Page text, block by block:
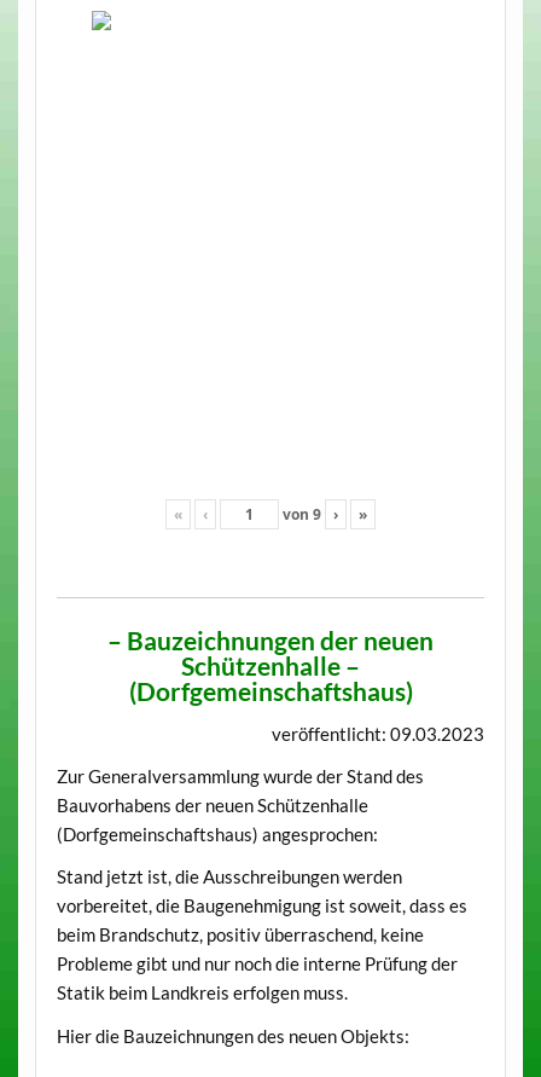
« ‹ von 9 › »
– Bauzeichnungen der neuen
Schützenhalle –
(Dorfgemeinschaftshaus)
veröffentlicht: 09.03.2023
Zur Generalversammlung wurde der Stand des
Bauvorhabens der neuen Schützenhalle
(Dorfgemeinschaftshaus) angesprochen:
Stand jetzt ist, die Ausschreibungen werden
vorbereitet, die Baugenehmigung ist soweit, dass es
beim Brandschutz, positiv überraschend, keine
Probleme gibt und nur noch die interne Prüfung der
Statik beim Landkreis erfolgen muss.
Hier die Bauzeichnungen des neuen Objekts: